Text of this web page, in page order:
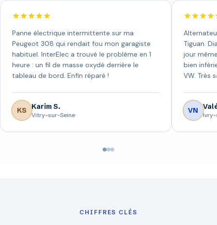
Panne électrique intermittente sur ma
Peugeot 308 qui rendait fou mon garagiste
habituel. InterElec a trouvé le problème en 1
heure : un fil de masse oxydé derrière le
tableau de bord. Enfin réparé !
KS Karim S.
Vitry-sur-Seine
Tiguan.
jour
bien
VW. Très
VN
Ivry-
CHIFFRES CLÉS